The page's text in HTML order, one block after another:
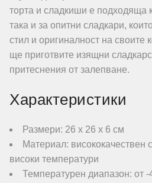
торта и сладкиши е подходяща
така и за опитни сладкари,
стил и оригиналност на своите
ще приготвите изящни
притеснения от залепване.
Характеристики
Размери: 26 х 26 х 6 см
Материал: висококачествен
високи температури
Температурен диапазон: от